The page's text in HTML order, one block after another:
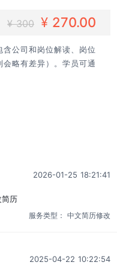
¥ 300 ¥ 270.00
公司和岗位解读、岗位
略有差异）。学员可通
2026-01-25 18:21:41
简历
服务类型： 中文简历修改
2025-04-22 10:22:54